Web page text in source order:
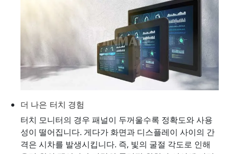
더 나은 터치 경험
터치 모니터의 경우 패널이 두꺼울수록 정확도와 사용
성이 떨어집니다. 게다가 화면과 디스플레이 사이의 간
격은 시차를 발생시킵니다. 즉, 빛의 굴절 각도로 인해